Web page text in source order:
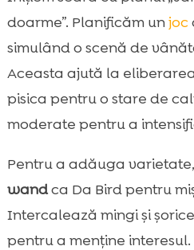
doarme”. Planificăm unjoc
simulând o scenă de
Aceasta ajută la
pisica pentru o stare de
moderate pentru a
Pentru a adăuga
wandca Da Bird pentru
Intercalează mingi și
pentru a menține interesul.